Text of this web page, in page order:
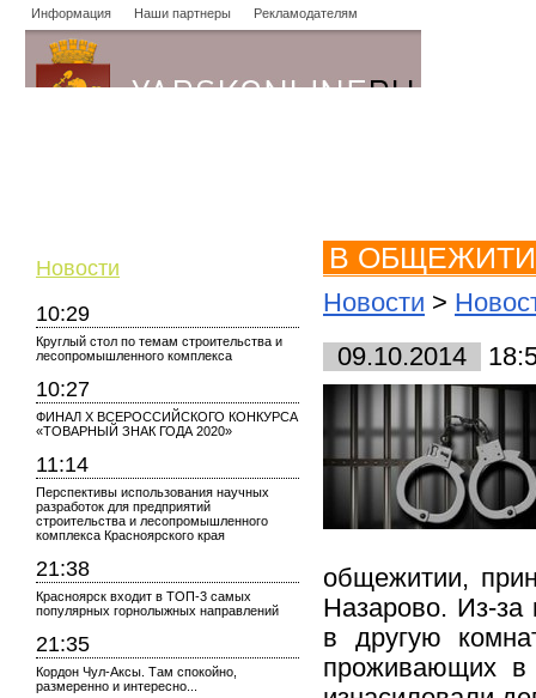
Информация Наши партнеры Рекламодателям
Новости
10:29
Круглый стол по темам строительства и
лесопромышленного комплекса
10:27
ФИНАЛ X ВСЕРОССИЙСКОГО КОНКУРСА
«ТОВАРНЫЙ ЗНАК ГОДА 2020»
11:14
Перспективы использования научных
разработок для предприятий
строительства и лесопромышленного
комплекса Красноярского края
21:38
Красноярск входит в ТОП-3 самых
популярных горнолыжных направлений
21:35
Кордон Чул-Аксы. Там спокойно,
размеренно и интересно...
В
Новости >
09.10.2014
общежитии,
Назарово. Из-за
в другую
проживающих в